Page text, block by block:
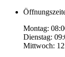
Montag:
Dienstag:
Mittwoch: